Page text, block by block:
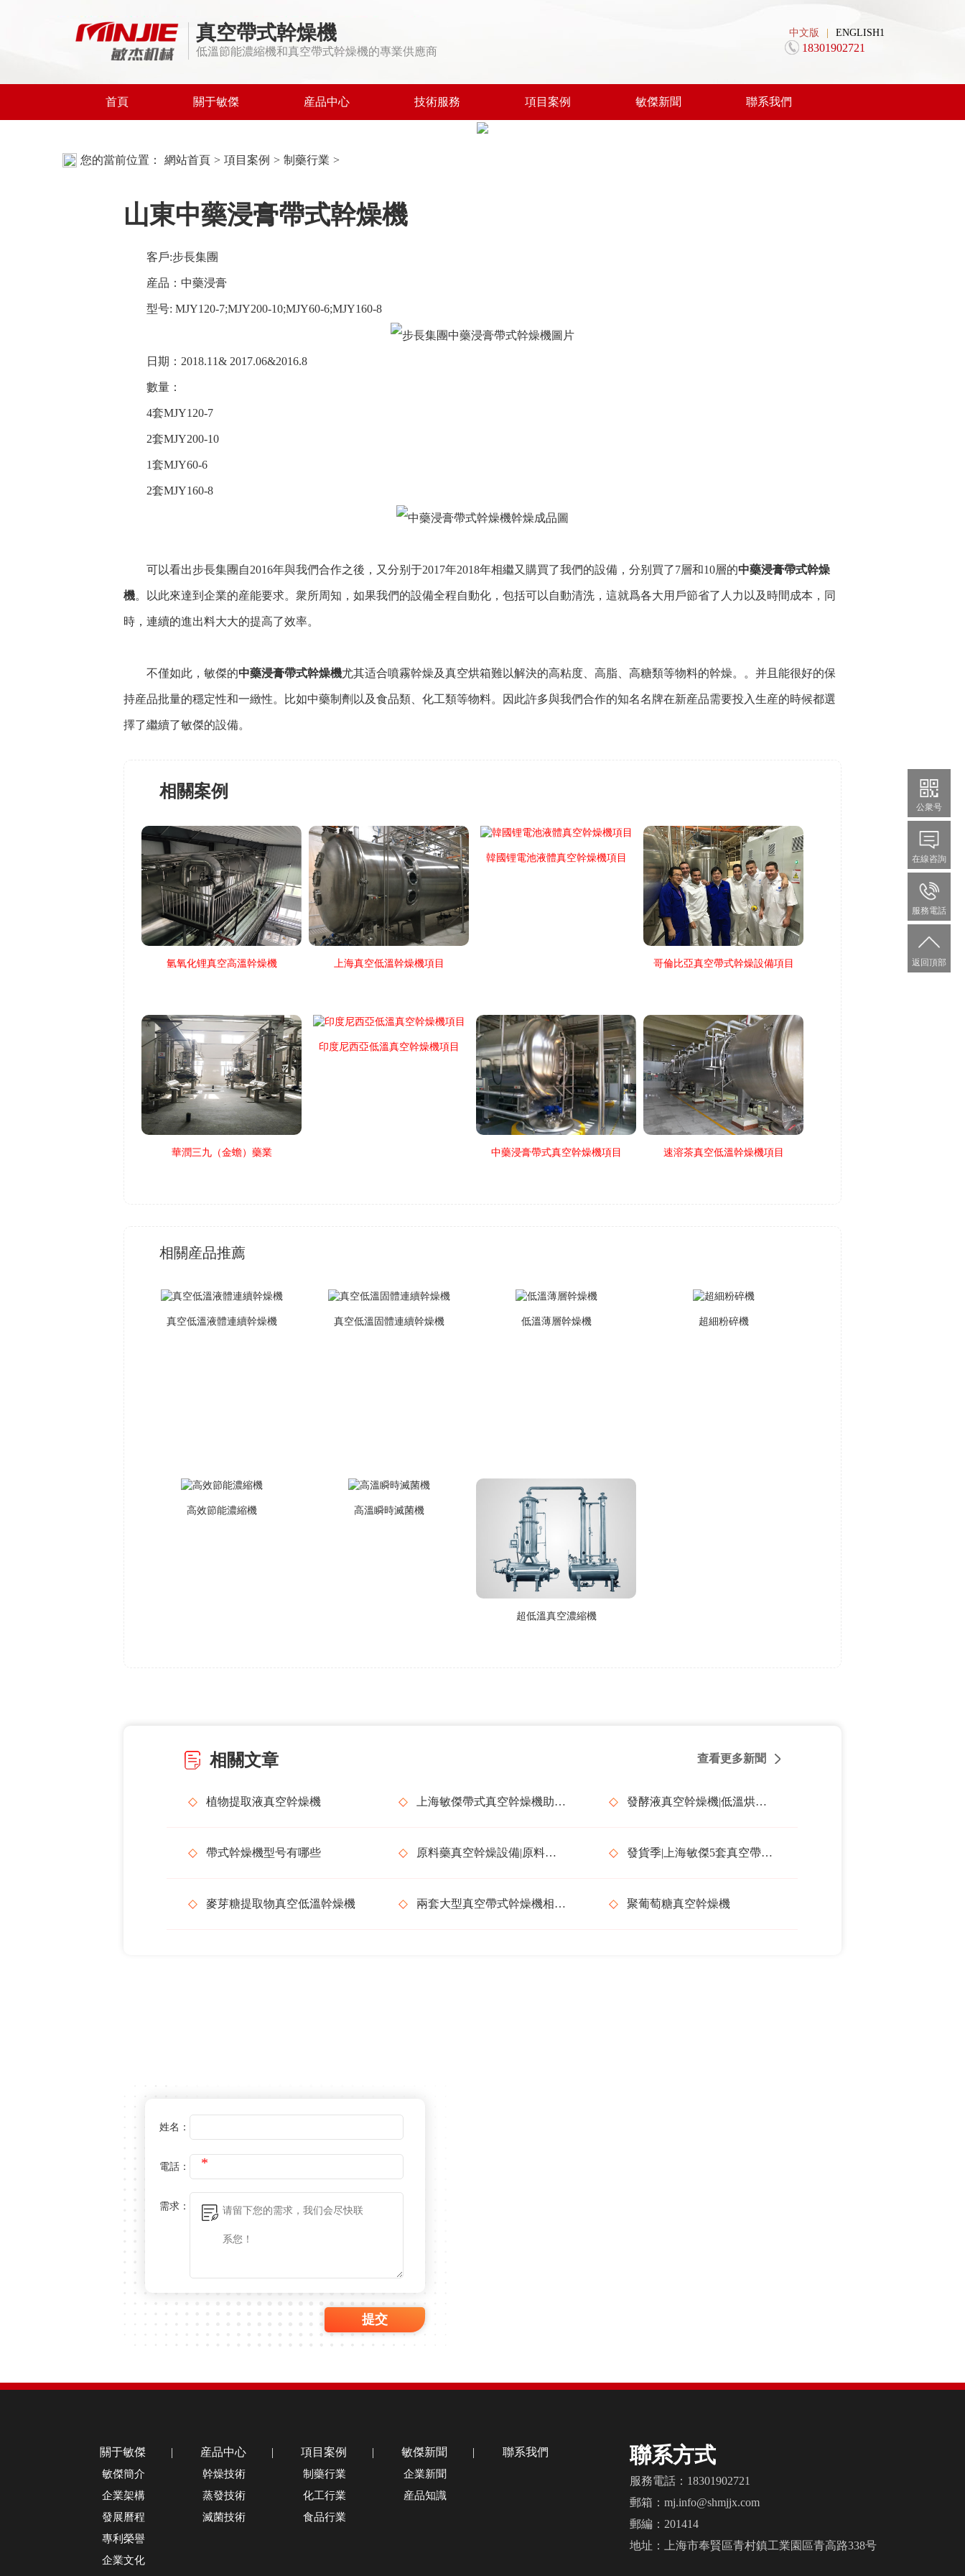
真空帶式幹燥機
低溫節能濃縮機和真空帶式幹燥機的專業供應商
中文版 ENGLISH1
18301902721
首頁 關于敏傑 産品中心 技術服務 項目案例 敏傑新聞 聯系我們
您的當前位置： 網站首頁 > 項目案例 > 制藥行業 >
山東中藥浸膏帶式幹燥機
客戶:步長集團
産品：中藥浸膏
型号: MJY120-7;MJY200-10;MJY60-6;MJY160-8
日期：2018.11& 2017.06&2016.8
數量：
4套MJY120-7
2套MJY200-10
1套MJY60-6
2套MJY160-8
可以看出步長集團自2016年與我們合作之後，又分别于2017年2018年相繼又購買了我們的設備，分别買了7層和10層的中藥浸膏帶式幹燥
機。以此來達到企業的産能要求。衆所周知，如果我們的設備全程自動化，包括可以自動清洗，這就爲各大用戶節省了人力以及時間成本，同
時，連續的進出料大大的提高了效率。
不僅如此，敏傑的中藥浸膏帶式幹燥機尤其适合噴霧幹燥及真空烘箱難以解決的高粘度、高脂、高糖類等物料的幹燥。。并且能很好的保
持産品批量的穩定性和一緻性。比如中藥制劑以及食品類、化工類等物料。因此許多與我們合作的知名名牌在新産品需要投入生産的時候都選
擇了繼續了敏傑的設備。
相關案例
氫氧化锂真空高溫幹燥機 上海真空低溫幹燥機項目
韓國锂電池液體真空幹燥機項目
哥倫比亞真空帶式幹燥設備項目
華潤三九（金蟾）藥業
印度尼西亞低溫真空幹燥機項目
中藥浸膏帶式真空幹燥機項目 速溶茶真空低溫幹燥機項目
相關産品推薦
真空低溫液體連續幹燥機 真空低溫固體連續幹燥機 低溫薄層幹燥機 超細粉碎機
高效節能濃縮機 高溫瞬時滅菌機
超低溫真空濃縮機
相關文章 查看更多新聞
植物提取液真空幹燥機 上海敏傑帶式真空幹燥機助力廣東惠州中藥浸膏幹燥項目 發酵液真空幹燥機|低溫烘幹設備
帶式幹燥機型号有哪些 原料藥真空幹燥設備|原料藥帶式烘幹機 發貨季|上海敏傑5套真空帶式幹燥機發往浙江湖州
麥芽糖提取物真空低溫幹燥機 兩套大型真空帶式幹燥機相繼發貨 聚葡萄糖真空幹燥機
姓名：
電話：
需求：
關于敏傑 |
敏傑簡介
企業架構
發展曆程
專利榮譽
企業文化
産品中心 |
幹燥技術
蒸發技術
滅菌技術
項目案例 |
制藥行業
化工行業
食品行業
敏傑新聞 |
企業新聞
産品知識
聯系我們 聯系方式
服務電話：18301902721
郵箱：mj.info@shmjjx.com
郵編：201414
地址：上海市奉賢區青村鎮工業園區青高路338号
公衆号
在線咨詢
服務電話
返回頂部